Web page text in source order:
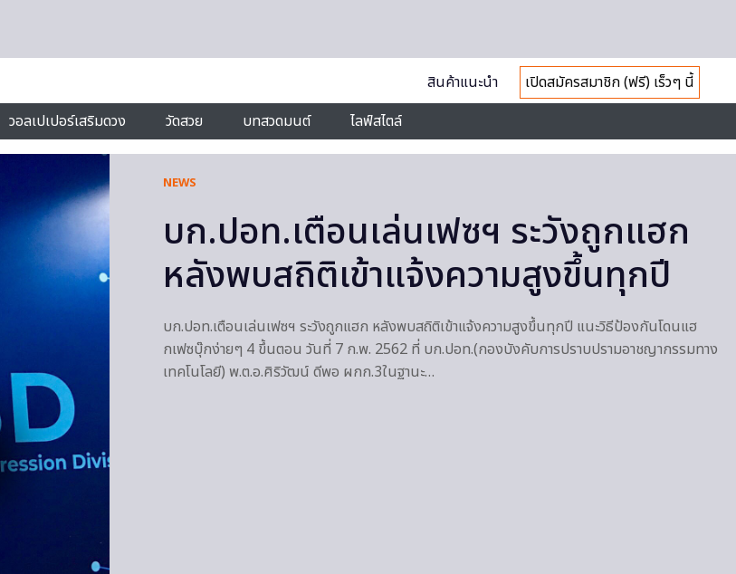
สินค้าแนะนำ
เปิดสมัครสมาชิก (ฟรี) เร็วๆ นี้
วอลเปเปอร์เสริมดวง วัดสวย บทสวดมนต์ ไลฟ์สไตล์
NEWS
บก.ปอท.เตือนเล่นเฟซฯ ระวังถูกแฮก
หลังพบสถิติเข้าแจ้งความสูงขึ้นทุกปี
บก.ปอท.เตือนเล่นเฟซฯ ระวังถูกแฮก หลังพบสถิติเข้าแจ้งความสูงขึ้นทุกปี แนะวิธีป้องกันโดนแฮ
กเฟซบุ๊กง่ายๆ 4 ขึ้นตอน วันที่ 7 ก.พ. 2562 ที่ บก.ปอท.(กองบังคับการปราบปรามอาชญากรรมทาง
เทคโนโลยี) พ.ต.อ.ศิริวัฒน์ ดีพอ ผกก.3ในฐานะ…